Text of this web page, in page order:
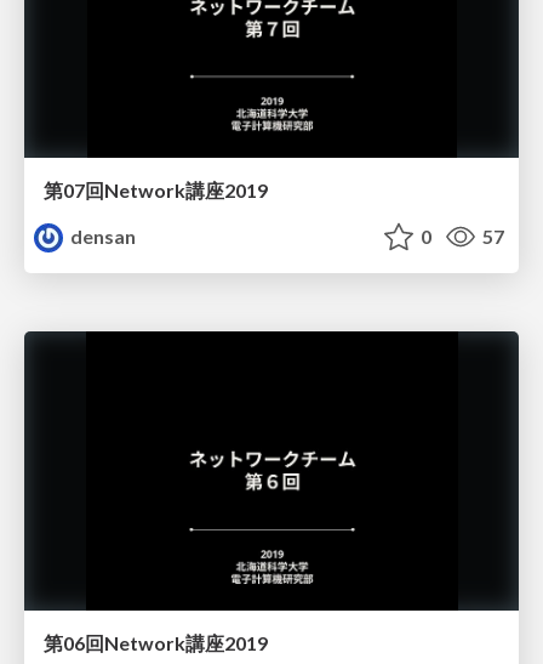
第07回Network講座2019
densan
0 57
第06回Network講座2019